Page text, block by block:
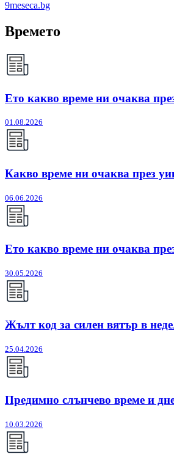
9meseca.bg
Времето
Ето какво време ни очаква
01.08.2026
Какво време ни очаква през
06.06.2026
Ето какво време ни очаква
30.05.2026
Жълт код за силен вятър в
25.04.2026
Предимно слънчево време и
10.03.2026